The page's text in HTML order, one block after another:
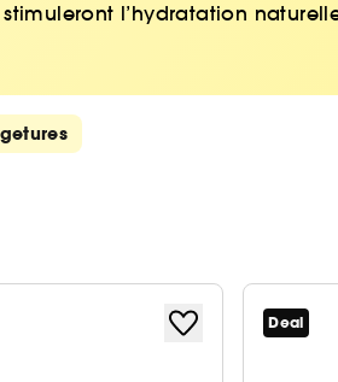
l’hydratation
Deal